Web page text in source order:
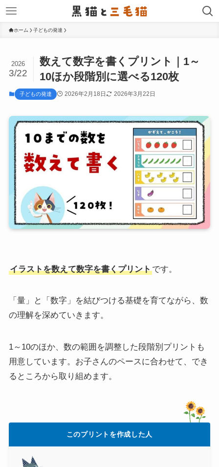
ホーム 子どもの発達
数えて数字を書くプリント｜1～
10ほか段階別に選べる120枚
2026
3/22
子どもの発達 2026年2月18日 2026年3月22日
イラストを数えて数字を書くプリントです。
「量」と「数字」を結びつける基礎を育てながら、数
の理解を深めていきます。
1～10のほか、数の範囲を調整した段階別プリントも
用意しています。お子さんのペースに合わせて、でき
るところから取り組めます。
このプリントを作成した人